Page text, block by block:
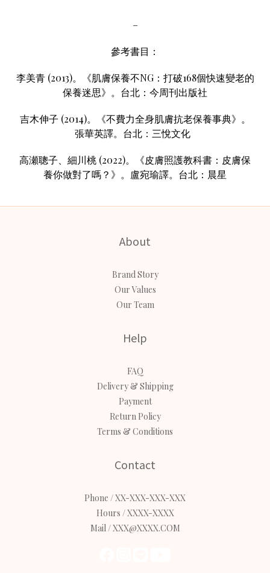
–
參考書目：
李美青 (2013)。《肌膚保養不NG：打破168個快速變老的
保養迷思》。台北：今周刊出版社
吉木伸子 (2014)。《不費力全身肌膚抗老保養事典》。
張華英譯。台北：三悅文化
高瀬聰子、細川桃 (2022)。《皮膚照護教科書：皮膚保
養你做對了嗎？》。盧宛瑜譯。台北：晨星
About
Brand Story
Our Values
Our Team
Help
FAQ
Delivery & Shipping
Payment
Return Policy
Terms & Conditions
Contact
Phone / XX-XXX-XXX-XXX
Hours / XXXX-XXXX
Mail / XXX@XXXX.COM